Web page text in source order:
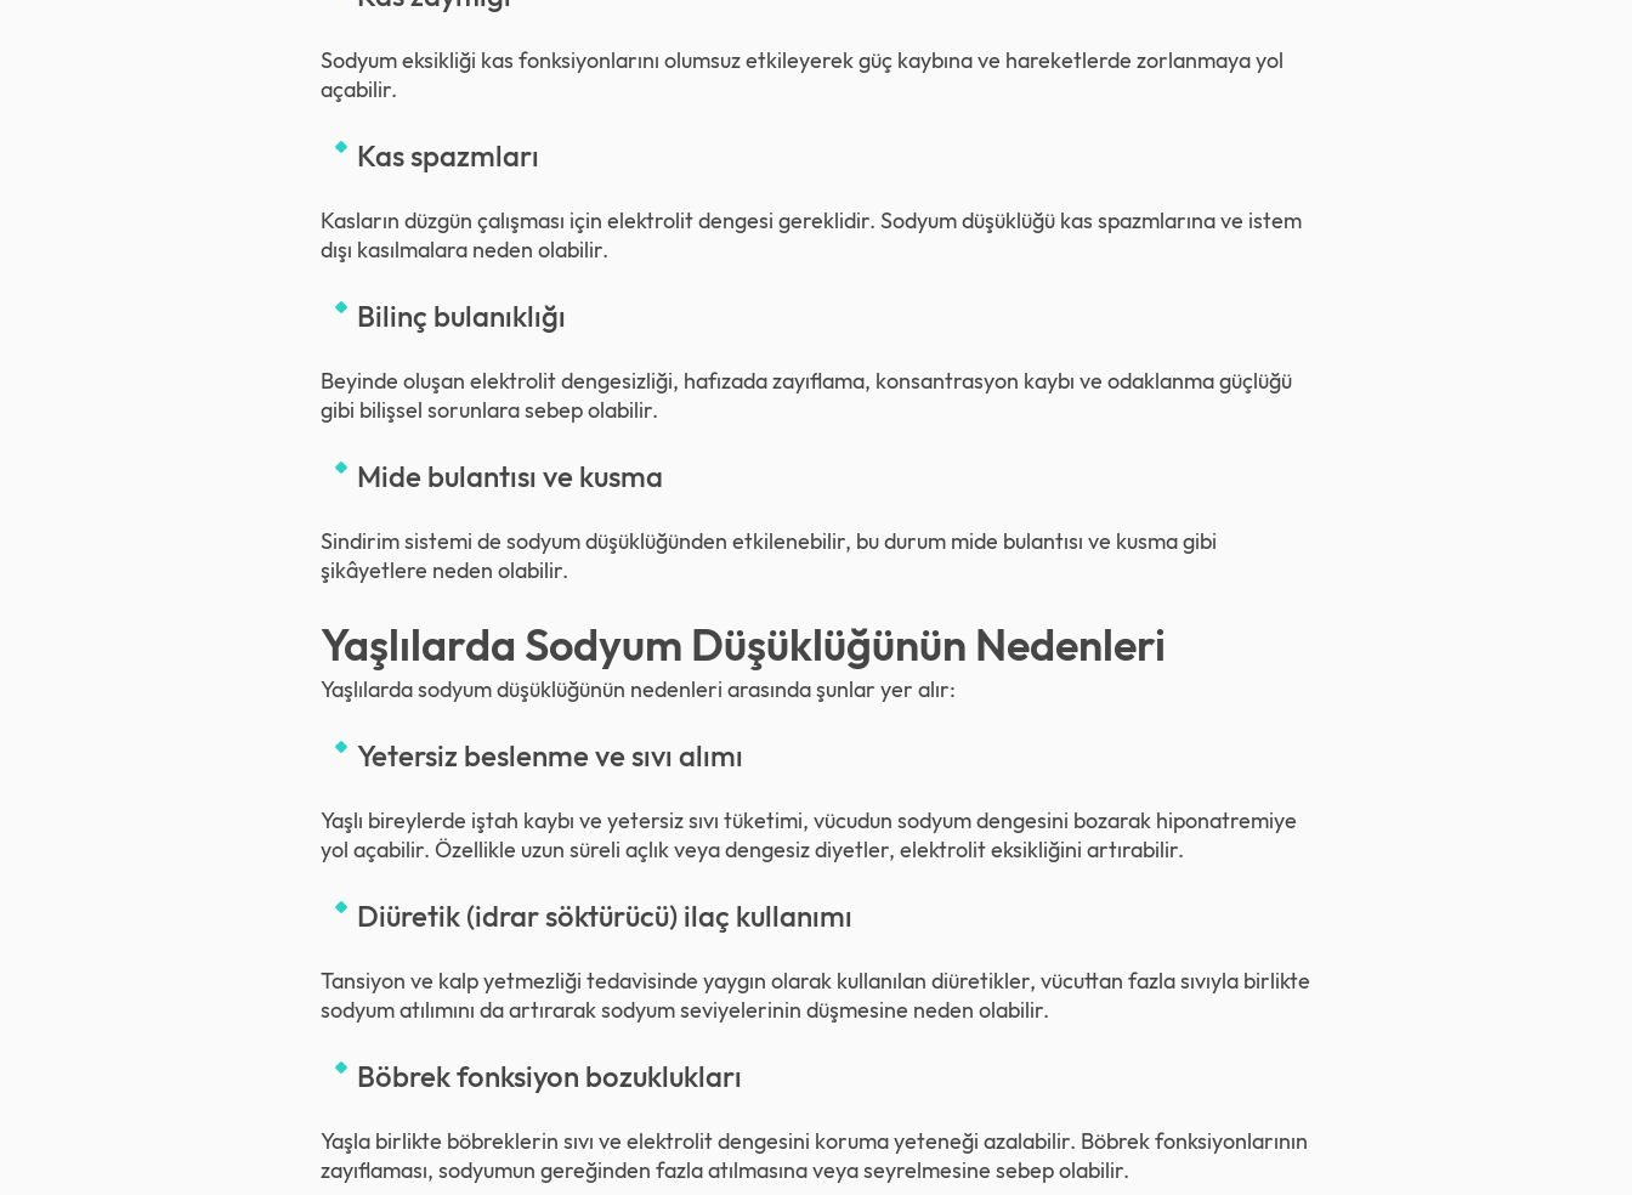
Sodyum eksikliği kas fonksiyonlarını olumsuz etkileyerek güç kaybına ve hareketlerde zorlanmaya yol
açabilir.
Kas spazmları
Kasların düzgün çalışması için elektrolit dengesi gereklidir. Sodyum düşüklüğü kas spazmlarına ve istem
dışı kasılmalara neden olabilir.
Bilinç bulanıklığı
Beyinde oluşan elektrolit dengesizliği, hafızada zayıflama, konsantrasyon kaybı ve odaklanma güçlüğü
gibi bilişsel sorunlara sebep olabilir.
Mide bulantısı ve kusma
Sindirim sistemi de sodyum düşüklüğünden etkilenebilir, bu durum mide bulantısı ve kusma gibi
şikâyetlere neden olabilir.
Yaşlılarda Sodyum Düşüklüğünün Nedenleri
Yaşlılarda sodyum düşüklüğünün nedenleri arasında şunlar yer alır:
Yetersiz beslenme ve sıvı alımı
Yaşlı bireylerde iştah kaybı ve yetersiz sıvı tüketimi, vücudun sodyum dengesini bozarak hiponatremiye
yol açabilir. Özellikle uzun süreli açlık veya dengesiz diyetler, elektrolit eksikliğini artırabilir.
Diüretik (idrar söktürücü) ilaç kullanımı
Tansiyon ve kalp yetmezliği tedavisinde yaygın olarak kullanılan diüretikler, vücuttan fazla sıvıyla birlikte
sodyum atılımını da artırarak sodyum seviyelerinin düşmesine neden olabilir.
Böbrek fonksiyon bozuklukları
Yaşla birlikte böbreklerin sıvı ve elektrolit dengesini koruma yeteneği azalabilir. Böbrek fonksiyonlarının
zayıflaması, sodyumun gereğinden fazla atılmasına veya seyrelmesine sebep olabilir.